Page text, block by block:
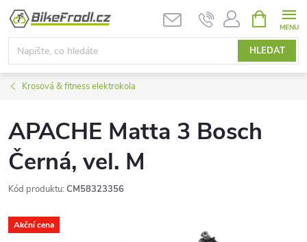
Přejít
obsah
HLEDAT
NÁKUPNÍ
KOŠÍK
Krosová & fitness elektrokola
APACHE Matta 3 Bosch
Černá, vel. M
Kód produktu: CM58323356
Akční cena